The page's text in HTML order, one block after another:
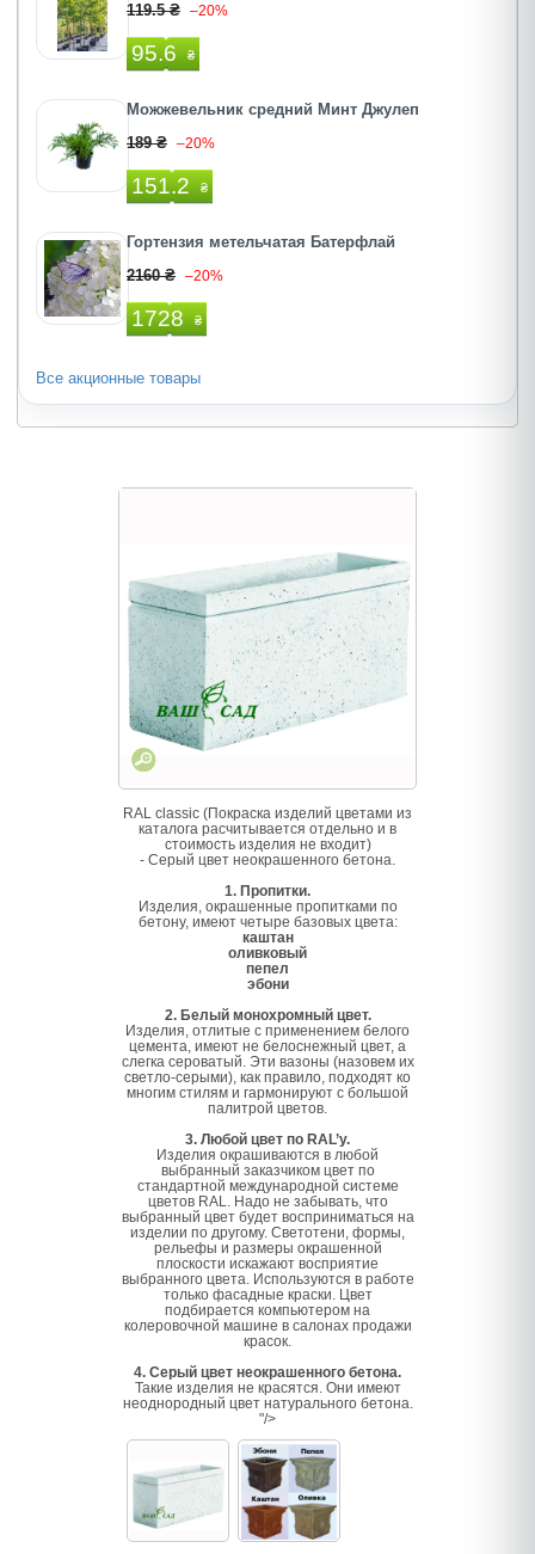
119.5 ₴ –20%
95.6 ₴
Можжевельник средний Минт Джулеп
189 ₴ –20%
151.2 ₴
Гортензия метельчатая Батерфлай
2160 ₴ –20%
1728 ₴
Все акционные товары
RAL classic (Покраска изделий цветами из
каталога расчитывается отдельно и в
стоимость изделия не входит)
- Серый цвет неокрашенного бетона.
1. Пропитки.
Изделия, окрашенные пропитками по
бетону, имеют четыре базовых цвета:
каштан
оливковый
пепел
эбони
2. Белый монохромный цвет.
Изделия, отлитые с применением белого
цемента, имеют не белоснежный цвет, а
слегка сероватый. Эти вазоны (назовем их
светло-серыми), как правило, подходят ко
многим стилям и гармонируют с большой
палитрой цветов.
3. Любой цвет по RAL’у.
Изделия окрашиваются в любой
выбранный заказчиком цвет по
стандартной международной системе
цветов RAL. Надо не забывать, что
выбранный цвет будет восприниматься на
изделии по другому. Светотени, формы,
рельефы и размеры окрашенной
плоскости искажают восприятие
выбранного цвета. Используются в работе
только фасадные краски. Цвет
подбирается компьютером на
колеровочной машине в салонах продажи
красок.
4. Серый цвет неокрашенного бетона.
Такие изделия не красятся. Они имеют
неоднородный цвет натурального бетона.
"/>